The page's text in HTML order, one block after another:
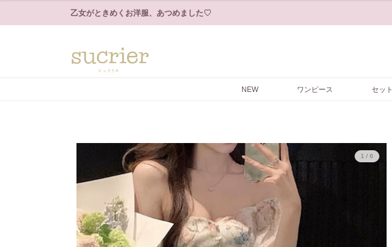
乙女がときめくお洋服、あつめました♡
NEW ワンピース セット
1 / 6